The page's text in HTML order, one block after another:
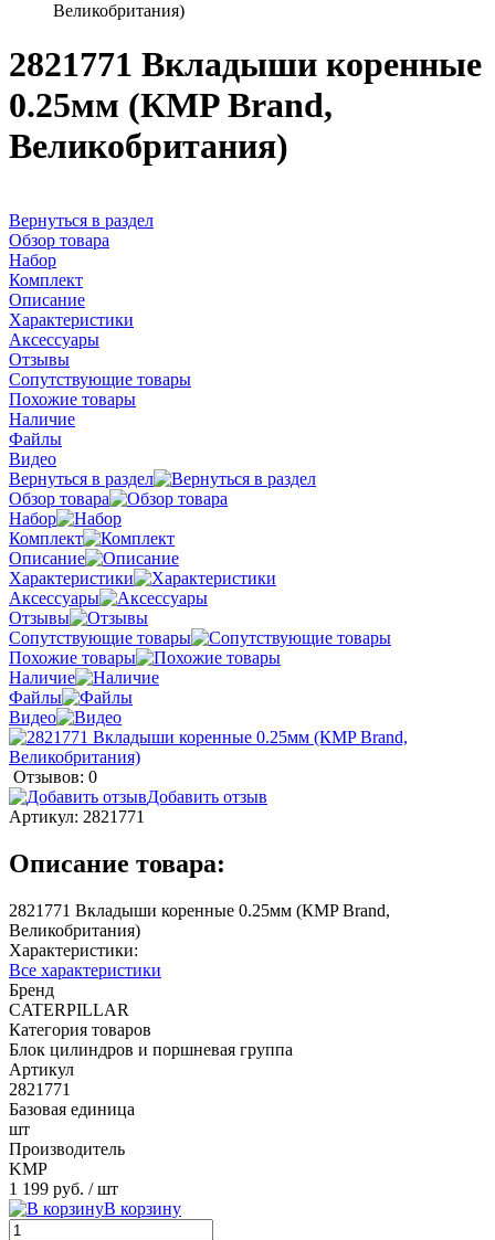
Великобритания)
2821771 Вкладыши коренные
0.25мм (КMP Brand,
Великобритания)
Вернуться в раздел
Обзор товара
Набор
Комплект
Описание
Характеристики
Аксессуары
Отзывы
Сопутствующие товары
Похожие товары
Наличие
Файлы
Видео
Вернуться в раздел
Обзор товара
Набор
Комплект
Описание
Характеристики
Аксессуары
Отзывы
Сопутствующие товары
Похожие товары
Наличие
Файлы
Видео
Отзывов: 0
Добавить отзыв
Артикул: 2821771
Описание товара:
2821771 Вкладыши коренные 0.25мм (КMP Brand,
Великобритания)
Характеристики:
Все характеристики
Бренд
CATERPILLAR
Категория товаров
Блок цилиндров и поршневая группа
Артикул
2821771
Базовая единица
шт
Производитель
KMP
1 199 руб. / шт
В корзину